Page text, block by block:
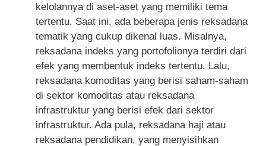
kelolannya di aset-aset yang memiliki tema
tertentu. Saat ini, ada beberapa jenis reksadana
tematik yang cukup dikenal luas. Misalnya,
reksadana indeks yang portofolionya terdiri dari
efek yang membentuk indeks tertentu. Lalu,
reksadana komoditas yang berisi saham-saham
di sektor komoditas atau reksadana
infrastruktur yang berisi efek dari sektor
infrastruktur. Ada pula, reksadana haji atau
reksadana pendidikan, yang menyisihkan